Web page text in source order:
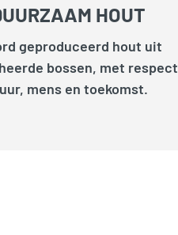
HOUT
geproduceerd hout uit
bossen, met respect
mens en toekomst.